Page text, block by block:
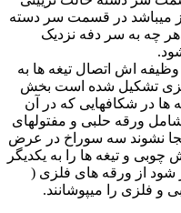
میباشد در قسمت سر دسته
چه به سر دفه نزدیک
اش اتصال تیغه ها به
تشکیل شده است بخش
در شکافهایی که در آن
ورقه حلبی و مفتولهای
بجا نشوند سه سوراخ در عرض
چوبی و تیغه ها را به یکدیگر
شود از ورقه های فلزی (
و فلزی را میپوشانند.